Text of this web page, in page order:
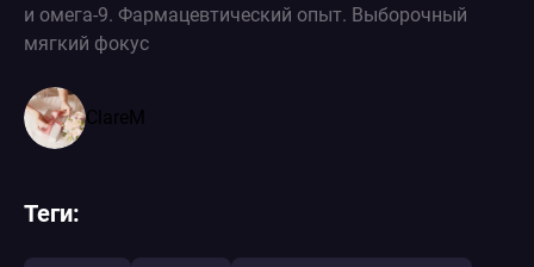
и омега-9. Фармацевтический опыт. Выборочный
мягкий фокус
ClareM
Теги: